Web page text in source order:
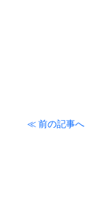
≪ 前の記事へ